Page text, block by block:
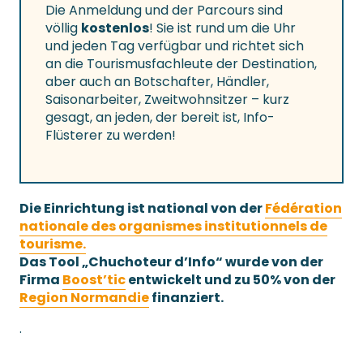
Die Anmeldung und der Parcours sind
völlig kostenlos! Sie ist rund um die Uhr
und jeden Tag verfügbar und richtet sich
an die Tourismusfachleute der Destination,
aber auch an Botschafter, Händler,
Saisonarbeiter, Zweitwohnsitzer – kurz
gesagt, an jeden, der bereit ist, Info-
Flüsterer zu werden!
Die Einrichtung ist national von derFédération
nationale des organismes institutionnels de
tourisme.
Das Tool „Chuchoteur d’Info“ wurde von der
Firma Boost’ticentwickelt und zu 50% von der
Region Normandiefinanziert.
.